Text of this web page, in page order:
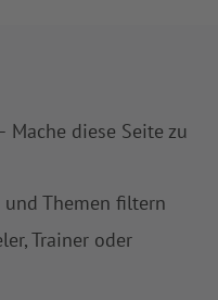
diese Seite zu
Themen filtern
Trainer oder